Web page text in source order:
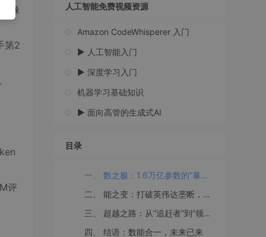
像
第2
评
人工智能免费视频资源
Amazon CodeWhisperer 入门
▶️ 人工智能入门
▶️ 深度学习入门
机器学习基础知识
▶️ 面向高管的生成式AI
目录
一、 数之极：1.6万亿参数的“暴力美学”与“精细手术”
二、 能之变：打破英伟达垄断，国产算力的“诺曼底登陆”
三、 超越之路：从“追赶者”到“领跑者”的数能跃迁
四、 结语：数能合一，未来已来